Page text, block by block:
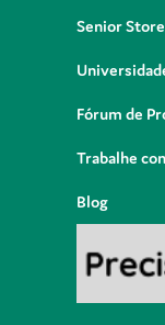
Senior Store
Fórum de
Trabalhe
Blog